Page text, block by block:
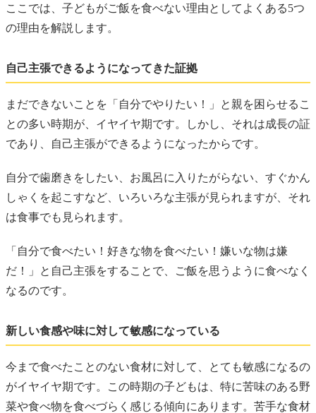
ここでは、子どもがご飯を食べない理由としてよくある5つ
の理由を解説します。
自己主張できるようになってきた証拠
まだできないことを「自分でやりたい！」と親を困らせるこ
との多い時期が、イヤイヤ期です。しかし、それは成長の証
であり、自己主張ができるようになったからです。
自分で歯磨きをしたい、お風呂に入りたがらない、すぐかん
しゃくを起こすなど、いろいろな主張が見られますが、それ
は食事でも見られます。
「自分で食べたい！好きな物を食べたい！嫌いな物は嫌
だ！」と自己主張をすることで、ご飯を思うように食べなく
なるのです。
新しい食感や味に対して敏感になっている
今まで食べたことのない食材に対して、とても敏感になるの
がイヤイヤ期です。この時期の子どもは、特に苦味のある野
菜や食べ物を食べづらく感じる傾向にあります。苦手な食材